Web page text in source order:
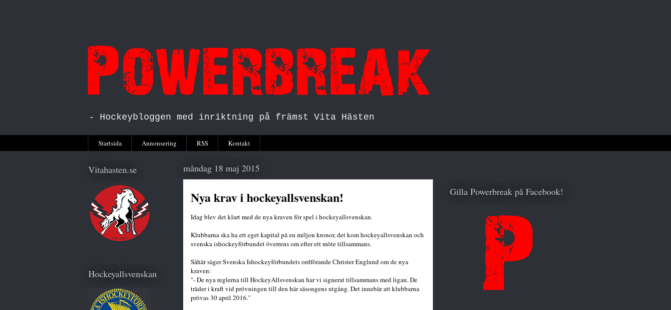
- Hockeybloggen med inriktning på främst Vita Hästen
Startsida Annonsering RSS Kontakt
måndag 18 maj 2015
Nya krav i hockeyallsvenskan!
Idag blev det klart med de nya kraven för spel i hockeyallsvenskan.
Klubbarna ska ha ett eget kapital på en miljon kronor, det kom hockeyallsvenskan och
svenska ishockeyförbundet överrens om efter ett möte tillsammans.
Såhär säger Svenska Ishockeyförbundets ordförande Christer Englund om de nya
kraven:
"- De nya reglerna till HockeyAllsvenskan har vi signerat tillsammans med ligan. De
träder i kraft vid prövningen till den här säsongens utgång. Det innebär att klubbarna
prövas 30 april 2016."
Vitahasten.se
Hockeyallsvenskan
Gilla Powerbreak på Facebook!